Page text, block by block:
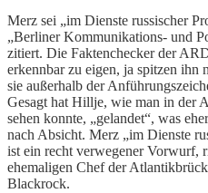
Merz sei „im Dienste russischer
„Berliner Kommunikations- und
zitiert. Die Faktenchecker der
erkennbar zu eigen, ja spitzen ihn
sie außerhalb der
Gesagt hat Hillje, wie man in der
sehen konnte, „gelandet“, was
nach Absicht. Merz „im Dienste
ist ein recht verwegener Vorwurf,
ehemaligen Chef der
Blackrock.